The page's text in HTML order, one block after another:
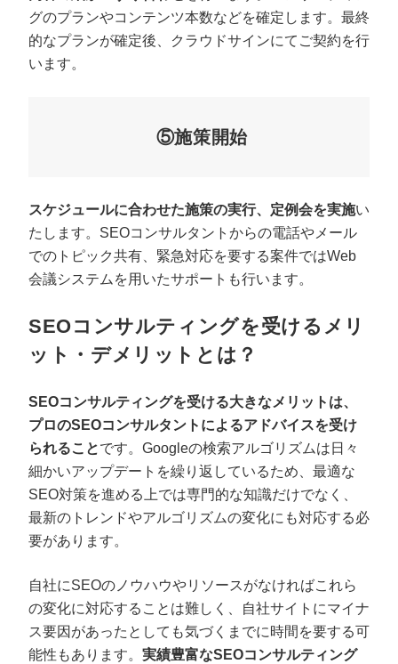
グのプランやコンテンツ本数などを確定します。最終
的なプランが確定後、クラウドサインにてご契約を行
います。
⑤施策開始
スケジュールに合わせた施策の実行、定例会を実施い
たします。SEOコンサルタントからの電話やメール
でのトピック共有、緊急対応を要する案件ではWeb
会議システムを用いたサポートも行います。
SEOコンサルティングを受けるメリ
ット・デメリットとは？
SEOコンサルティングを受ける大きなメリットは、
プロのSEOコンサルタントによるアドバイスを受け
られることです。Googleの検索アルゴリズムは日々
細かいアップデートを繰り返しているため、最適な
SEO対策を進める上では専門的な知識だけでなく、
最新のトレンドやアルゴリズムの変化にも対応する必
要があります。
自社にSEOのノウハウやリソースがなければこれら
の変化に対応することは難しく、自社サイトにマイナ
ス要因があったとしても気づくまでに時間を要する可
能性もあります。 実績豊富なSEOコンサルティング